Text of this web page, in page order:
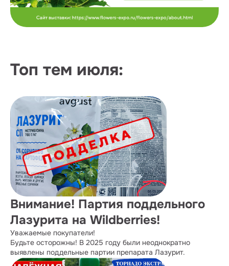
Топ тем июля:
Внимание! Партия поддельного
Лазурита на Wildberries!
Уважаемые покупатели!
Будьте осторожны! В 2025 году были неоднократно
выявлены поддельные партии препарата Лазурит.